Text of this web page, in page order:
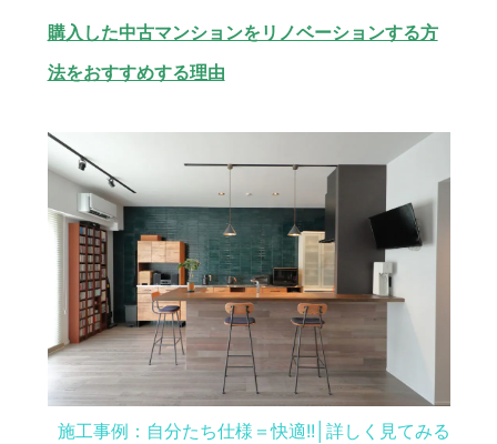
購入した中古マンションをリノベーションする方
法をおすすめする理由
施工事例：自分たち仕様＝快適!!│詳しく見てみる